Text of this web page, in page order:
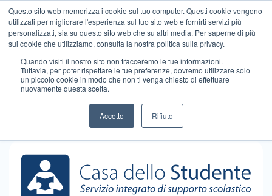
Questo sito web memorizza i cookie sul tuo computer. Questi cookie vengono
utilizzati per migliorare l'esperienza sul tuo sito web e fornirti servizi più
personalizzati, sia su questo sito web che su altri media. Per saperne di più
sui cookie che utilizziamo, consulta la nostra politica sulla privacy.
Quando visiti il ​​nostro sito non tracceremo le tue informazioni.
Tuttavia, per poter rispettare le tue preferenze, dovremo utilizzare solo
un piccolo cookie in modo che non ti venga chiesto di effettuare
nuovamente questa scelta.
Accetto Rifiuto